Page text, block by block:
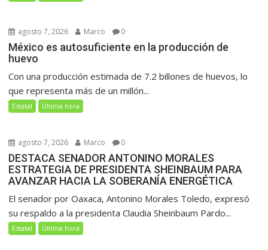
agosto 7, 2026 Marco 0
México es autosuficiente en la producción de
huevo
Con una producción estimada de 7.2 billones de huevos, lo
que representa más de un millón...
Estatal Última hora
agosto 7, 2026 Marco 0
DESTACA SENADOR ANTONINO MORALES
ESTRATEGIA DE PRESIDENTA SHEINBAUM PARA
AVANZAR HACIA LA SOBERANÍA ENERGÉTICA
El senador por Oaxaca, Antonino Morales Toledo, expresó
su respaldo a la presidenta Claudia Sheinbaum Pardo...
Estatal Última hora